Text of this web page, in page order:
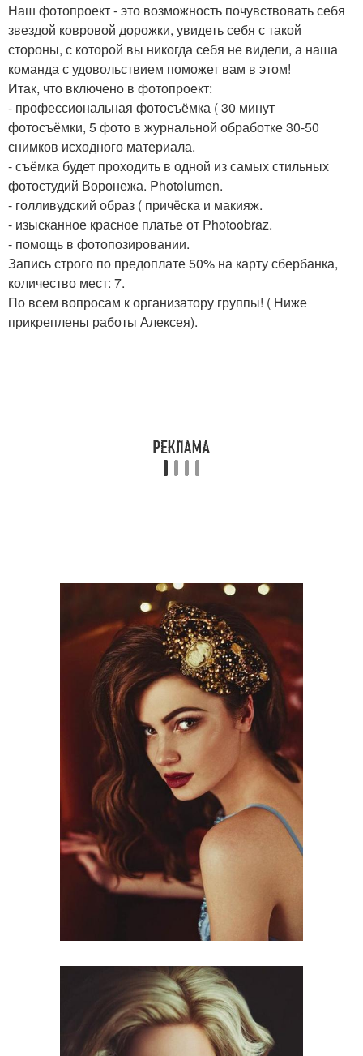
Наш фотопроект - это возможность почувствовать себя
звездой ковровой дорожки, увидеть себя с такой
стороны, с которой вы никогда себя не видели, а наша
команда с удовольствием поможет вам в этом!
Итак, что включено в фотопроект:
- профессиональная фотосъёмка ( 30 минут
фотосъёмки, 5 фото в журнальной обработке 30-50
снимков исходного материала.
- съёмка будет проходить в одной из самых стильных
фотостудий Воронежа. Photolumen.
- голливудский образ ( причёска и макияж.
- изысканное красное платье от Photoobraz.
- помощь в фотопозировании.
Запись строго по предоплате 50% на карту сбербанка,
количество мест: 7.
По всем вопросам к организатору группы! ( Ниже
прикреплены работы Алексея).